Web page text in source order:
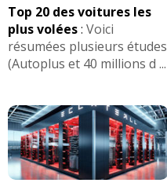
Top 20 des voitures les
plus volées: Voici
résumées plusieurs études
(Autoplus et 40 millions d ...